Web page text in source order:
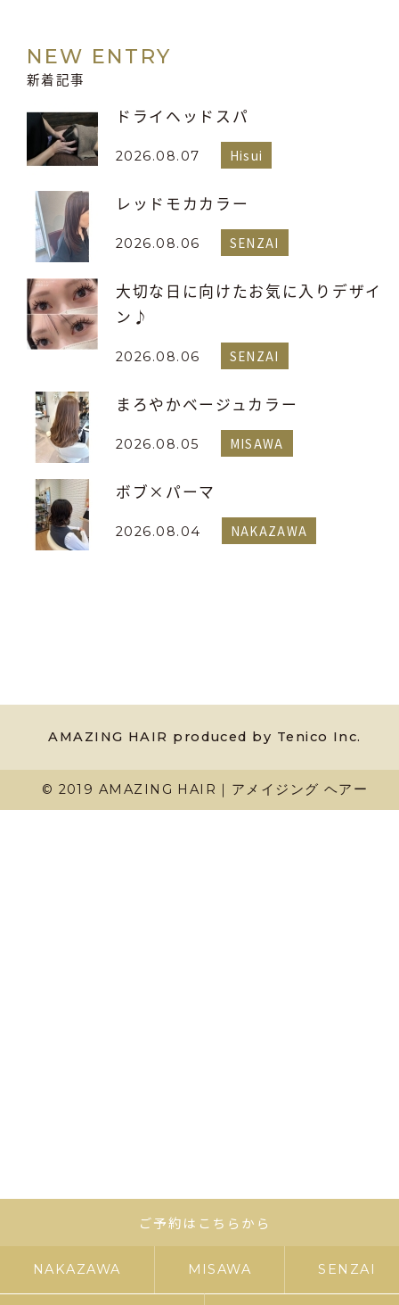
NEW ENTRY
新着記事
ドライヘッドスパ
2026.08.07 Hisui
レッドモカカラー
2026.08.06 SENZAI
大切な日に向けたお気に入りデザイ
ン♪
2026.08.06 SENZAI
まろやかベージュカラー
2026.08.05 MISAWA
ボブ×パーマ
2026.08.04 NAKAZAWA
AMAZING HAIR produced by Tenico Inc.
© 2019 AMAZING HAIR｜アメイジング ヘアー
ご予約はこちらから
NAKAZAWA MISAWA SENZAI